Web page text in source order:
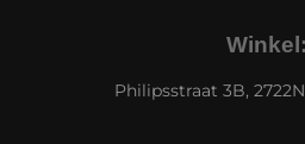
Winkel:
Philipsstraat 3B,